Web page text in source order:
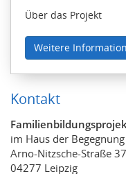
Über das Projekt
Weitere
Kontakt
im Haus der Begegnung
Arno-Nitzsche-Straße 37
04277 Leipzig